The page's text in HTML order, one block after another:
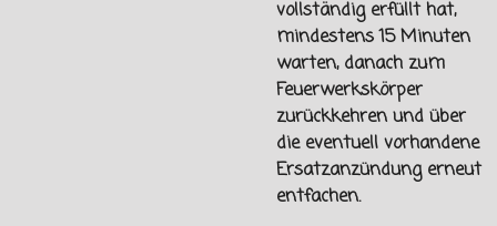
vollständig erfüllt hat,
mindestens 15 Minuten
warten, danach zum
Feuerwerkskörper
zurückkehren und über
die eventuell vorhandene
Ersatzanzündung erneut
entfachen.